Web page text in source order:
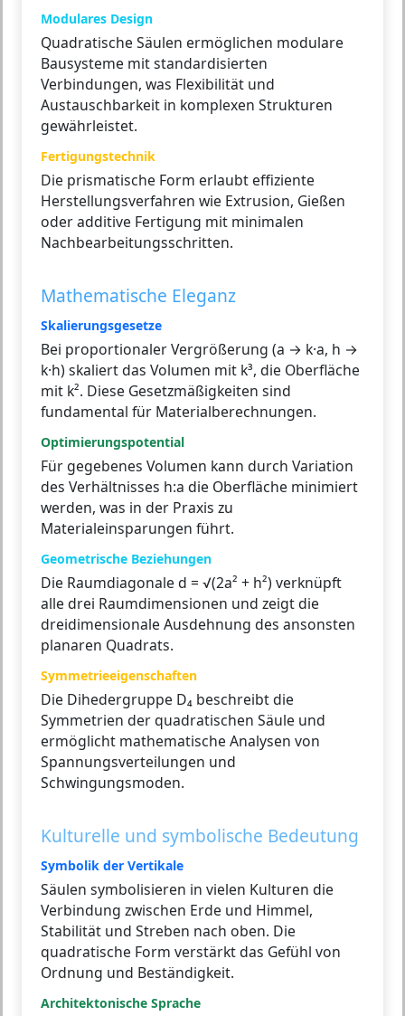
Modulares Design
Quadratische Säulen ermöglichen modulare
Bausysteme mit standardisierten
Verbindungen, was Flexibilität und
Austauschbarkeit in komplexen Strukturen
gewährleistet.
Fertigungstechnik
Die prismatische Form erlaubt effiziente
Herstellungsverfahren wie Extrusion, Gießen
oder additive Fertigung mit minimalen
Nachbearbeitungsschritten.
Mathematische Eleganz
Skalierungsgesetze
Bei proportionaler Vergrößerung (a → k·a, h →
k·h) skaliert das Volumen mit k³, die Oberfläche
mit k². Diese Gesetzmäßigkeiten sind
fundamental für Materialberechnungen.
Optimierungspotential
Für gegebenes Volumen kann durch Variation
des Verhältnisses h:a die Oberfläche minimiert
werden, was in der Praxis zu
Materialeinsparungen führt.
Geometrische Beziehungen
Die Raumdiagonale d = √(2a² + h²) verknüpft
alle drei Raumdimensionen und zeigt die
dreidimensionale Ausdehnung des ansonsten
planaren Quadrats.
Symmetrieeigenschaften
Die Dihedergruppe D₄ beschreibt die
Symmetrien der quadratischen Säule und
ermöglicht mathematische Analysen von
Spannungsverteilungen und
Schwingungsmoden.
Kulturelle und symbolische Bedeutung
Symbolik der Vertikale
Säulen symbolisieren in vielen Kulturen die
Verbindung zwischen Erde und Himmel,
Stabilität und Streben nach oben. Die
quadratische Form verstärkt das Gefühl von
Ordnung und Beständigkeit.
Architektonische Sprache